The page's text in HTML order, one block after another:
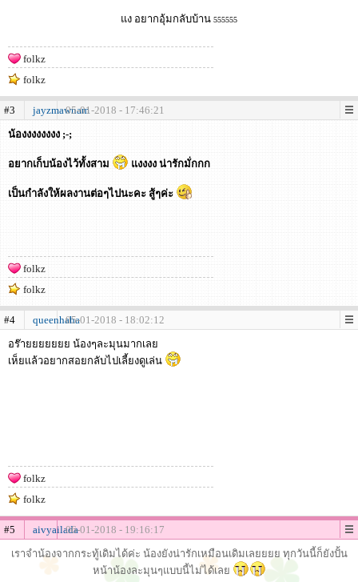
แง อยากอุ้มกลับบ้าน 555555
folkz
folkz
#3 jayzmawnam05-01-2018 - 17:46:21
น้องงงงงงงง ;-;
อยากเก็บน้องไว้ทั้งสาม แงงงง น่ารักมั่กกก
เป็นกำลังให้ผลงานต่อๆไปนะคะ สู้ๆค่ะ
folkz
folkz
#4 queenhaha05-01-2018 - 18:02:12
อร๊ายยยยยยย น้องๆละมุนมากเลย
เห็ยเเล้วอยากสอยกลับไปเลี้ยงดูเล่น
folkz
folkz
#5 aivyailada06-01-2018 - 19:16:17
เราจำน้องจากกระทู้เดิมได้ค่ะ น้องยังน่ารักเหมือนเดิมเลยยยย ทุกวันนี้ก็ยังปั้น
หน้าน้องละมุนๆแบบนี้ไม่ได้เลย